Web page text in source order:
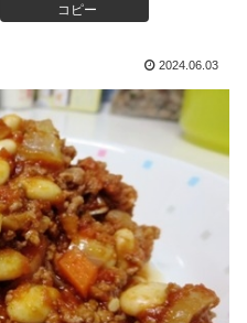
コピー
2024.06.03